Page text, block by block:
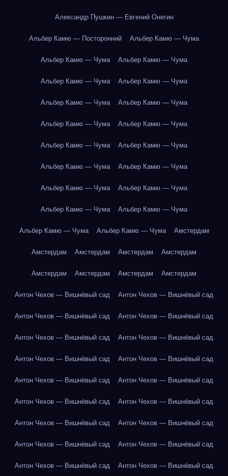
Александр Пушкин — Евгений Онегин
Альбер Камю — Посторонний Альбер Камю — Чума
Альбер Камю — Чума Альбер Камю — Чума
Альбер Камю — Чума Альбер Камю — Чума
Альбер Камю — Чума Альбер Камю — Чума
Альбер Камю — Чума Альбер Камю — Чума
Альбер Камю — Чума Альбер Камю — Чума
Альбер Камю — Чума Альбер Камю — Чума
Альбер Камю — Чума Альбер Камю — Чума
Альбер Камю — Чума Альбер Камю — Чума
Альбер Камю — Чума Альбер Камю — Чума Амстердам
Амстердам Амстердам Амстердам Амстердам
Амстердам Амстердам Амстердам Амстердам
Антон Чехов — Вишнёвый сад Антон Чехов — Вишнёвый сад
Антон Чехов — Вишнёвый сад Антон Чехов — Вишнёвый сад
Антон Чехов — Вишнёвый сад Антон Чехов — Вишнёвый сад
Антон Чехов — Вишнёвый сад Антон Чехов — Вишнёвый сад
Антон Чехов — Вишнёвый сад Антон Чехов — Вишнёвый сад
Антон Чехов — Вишнёвый сад Антон Чехов — Вишнёвый сад
Антон Чехов — Вишнёвый сад Антон Чехов — Вишнёвый сад
Антон Чехов — Вишнёвый сад Антон Чехов — Вишнёвый сад
Антон Чехов — Вишнёвый сад Антон Чехов — Вишнёвый сад